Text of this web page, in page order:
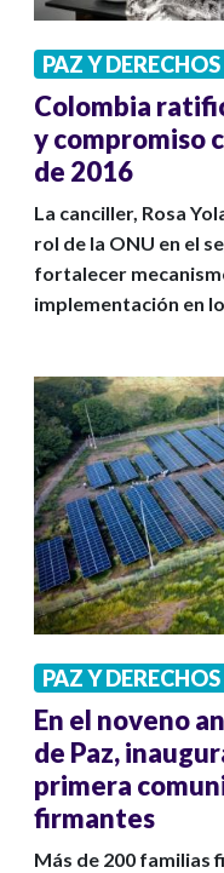
PAZ Y
Colombia
y compromiso
de 2016
La canciller, Rosa
rol de la ONU en el
fortalecer
implementación en
PAZ Y
En el noveno
de Paz,
primera
firmantes
Más de 200 familias